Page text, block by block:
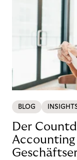
BLOG
Der